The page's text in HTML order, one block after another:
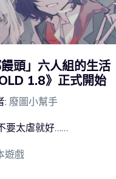
頭」六人組的生活
1.8》正式開始
: 廢圖小幫手
要太虐就好……
遊戲